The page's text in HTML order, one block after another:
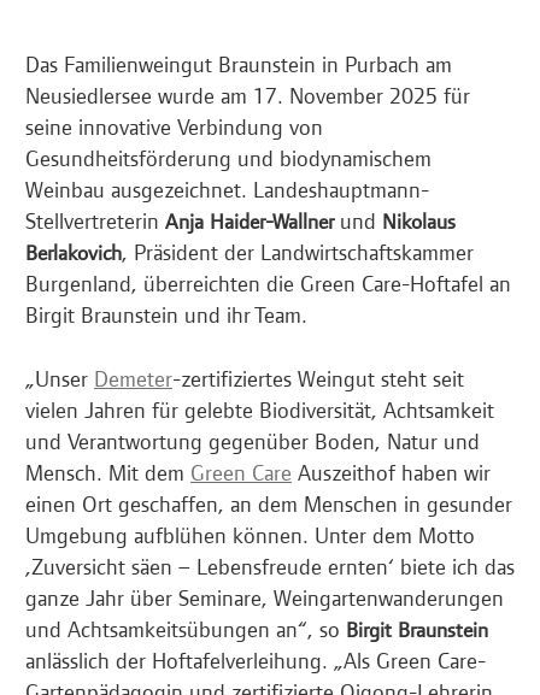
Das Familienweingut Braunstein in Purbach am
Neusiedlersee wurde am 17. November 2025 für
seine innovative Verbindung von
Gesundheitsförderung und biodynamischem
Weinbau ausgezeichnet. Landeshauptmann-
Stellvertreterin Anja Haider-Wallnerund Nikolaus
Berlakovich, Präsident der Landwirtschaftskammer
Burgenland, überreichten die Green Care-Hoftafel an
Birgit Braunstein und ihr Team.
„Unser Demeter-zertifiziertes Weingut steht seit
vielen Jahren für gelebte Biodiversität, Achtsamkeit
und Verantwortung gegenüber Boden, Natur und
Mensch. Mit dem Green Care Auszeithof haben wir
einen Ort geschaffen, an dem Menschen in gesunder
Umgebung aufblühen können. Unter dem Motto
‚Zuversicht säen – Lebensfreude ernten‘ biete ich das
ganze Jahr über Seminare, Weingartenwanderungen
und Achtsamkeitsübungen an“, so Birgit Braunstein
anlässlich der Hoftafelverleihung. „Als Green Care-